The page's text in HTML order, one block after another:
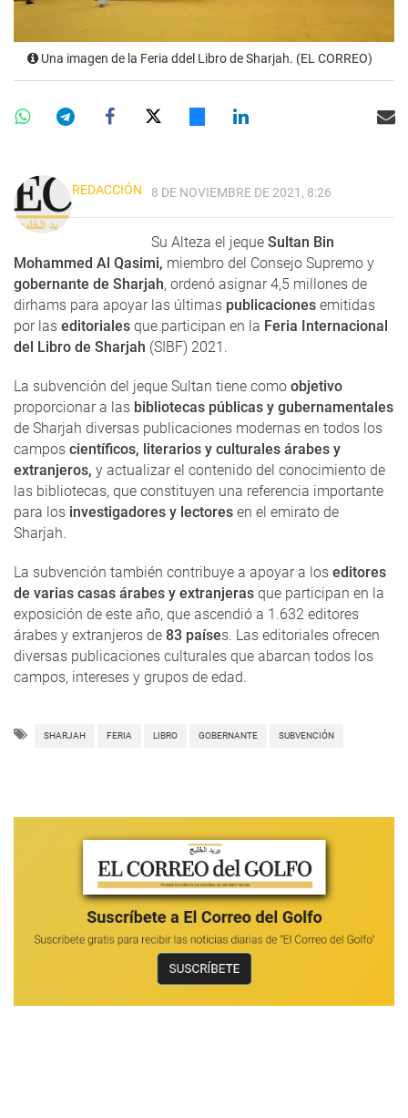
Una imagen de la Feria ddel Libro de Sharjah. (EL CORREO)
REDACCIÓN 8 DE NOVIEMBRE DE 2021, 8:26
Su Alteza el jeque Sultan Bin
Mohammed Al Qasimi, miembro del Consejo Supremo y
gobernante de Sharjah, ordenó asignar 4,5 millones de
dirhams para apoyar las últimas publicaciones emitidas
por las editoriales que participan en la Feria Internacional
del Libro de Sharjah (SIBF) 2021.
La subvención del jeque Sultan tiene como objetivo
proporcionar a las bibliotecas públicas y gubernamentales
de Sharjah diversas publicaciones modernas en todos los
campos científicos, literarios y culturales árabes y
extranjeros, y actualizar el contenido del conocimiento de
las bibliotecas, que constituyen una referencia importante
para los investigadores y lectores en el emirato de
Sharjah.
La subvención también contribuye a apoyar a los editores
de varias casas árabes y extranjeras que participan en la
exposición de este año, que ascendió a 1.632 editores
árabes y extranjeros de 83 países. Las editoriales ofrecen
diversas publicaciones culturales que abarcan todos los
campos, intereses y grupos de edad.
SHARJAH FERIA LIBRO GOBERNANTE SUBVENCIÓN